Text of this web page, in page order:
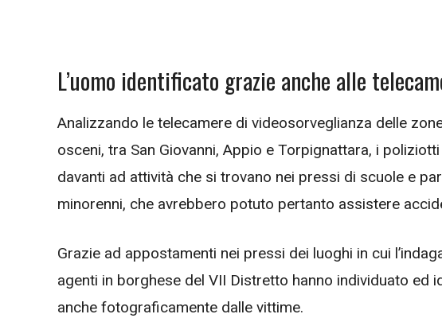
L’uomo identificato grazie anche alle
Analizzando le telecamere di videosorveglianza delle
osceni, tra San Giovanni, Appio e Torpignattara, i
davanti ad attività che si trovano nei pressi di scuole e
minorenni, che avrebbero potuto pertanto assistere
Grazie ad appostamenti nei pressi dei luoghi in cui
agenti in borghese del VII Distretto hanno individuato ed
anche fotograficamente dalle vittime.